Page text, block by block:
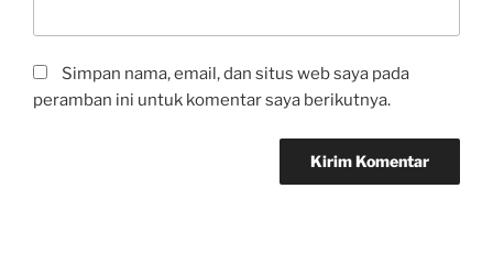
Simpan nama, email, dan situs web saya pada
peramban ini untuk komentar saya berikutnya.